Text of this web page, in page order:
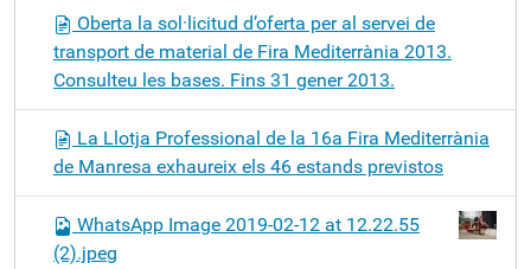
Oberta la sol·licitud d’oferta per al servei de
transport de material de Fira Mediterrània 2013.
Consulteu les bases. Fins 31 gener 2013.
La Llotja Professional de la 16a Fira Mediterrània
de Manresa exhaureix els 46 estands previstos
WhatsApp Image 2019-02-12 at 12.22.55
(2).jpeg